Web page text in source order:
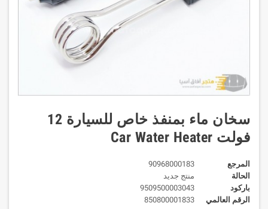
سخان ماء بمنفذ خاص للسيارة 12
فولت Car Water Heater
المرجع
90968000183
الحالة
منتج جديد
باركود
9509500003043
الرقم العالمي
850800001833